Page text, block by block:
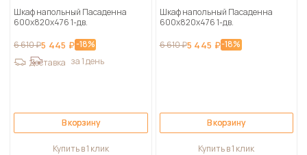
Шкаф напольный Пасаденна
600х820х476 1-дв.
6 610 ₽5 445 ₽-18%
Доставка за 1 день
В корзину
Купить в 1 клик
Шкаф напольный Пасаденна
600х820х476 1-дв.
6 610 ₽5 445 ₽-18%
В корзину
Купить в 1 клик